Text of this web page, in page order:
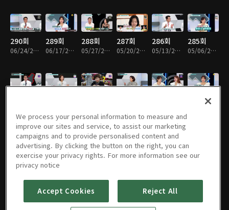
290회
06/24/2026 • 45분
289회
06/17/2026 • 45분
288회
05/27/2026 • 45분
287회
05/20/2026 • 45분
286회
05/13/2026 • 45분
285회
05/06/2026 • 45분
279회
278회
03/18/2026 • 45분
277회 276회 275회 274회 273회
We process your personal information to measure and
improve our sites and service, to assist our marketing
campaigns and to provide personalised content and
advertising. By clicking the button on the right, you can
exercise your privacy rights. For more information see our
privacy notice
Accept Cookies Reject All